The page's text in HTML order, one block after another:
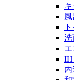
洗
IH